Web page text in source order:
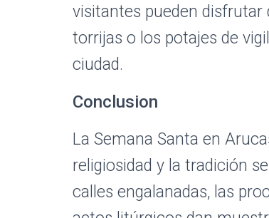
visitantes pueden
torrijas o los potajes de
ciudad.
Conclusion
La Semana Santa en
religiosidad y la tradición
calles engalanadas, las